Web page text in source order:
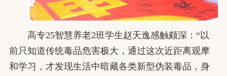
高专25智慧养老2班学生赵天逸感触颇深：“以
前只知道传统毒品危害极大，通过这次近距离观摩
和学习，才发现生活中暗藏各类新型伪装毒品，身